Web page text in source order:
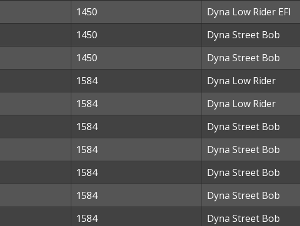
1450 Dyna Low Rider EFI
1450 Dyna Street Bob
1450 Dyna Street Bob
1584 Dyna Low Rider
1584 Dyna Low Rider
1584 Dyna Street Bob
1584 Dyna Street Bob
1584 Dyna Street Bob
1584 Dyna Street Bob
1584 Dyna Street Bob